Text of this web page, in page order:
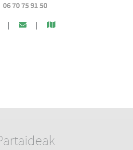
06 70 75 91 50
| |